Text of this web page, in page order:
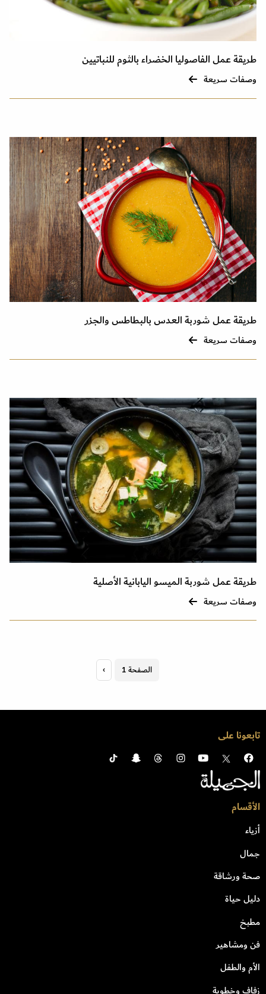
طريقة عمل الفاصوليا الخضراء بالثوم للنباتيين
وصفات سريعة
طريقة عمل شوربة العدس بالبطاطس والجزر
وصفات سريعة
طريقة عمل شوربة الميسو اليابانية الأصلية
وصفات سريعة
الصفحة 1
الصفحة›
تابعونا على
الأقسام
أزياء
جمال
صحة ورشاقة
دليل حياة
مطبخ
فن ومشاهير
الأم والطفل
زفاف وخطوبة